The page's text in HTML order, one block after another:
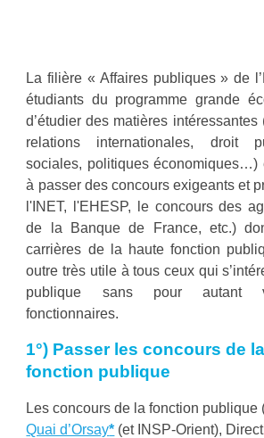
La filière « Affaires publiques » de
étudiants du programme grande
d’étudier des matières intéressantes
relations internationales, droit
sociales, politiques économiques…)
à passer des concours exigeants et
l' INET, l'EHESP, le concours des
de la
Banque de France, etc.)
carrières de la haute fonction
outre très utile à tous ceux qui
publique sans pour autant
fonctionnaires.
1°) Passer les concours de
fonction publique
Les concours de la fonction publique
Quai d’Orsay* (et INSP-Orient),